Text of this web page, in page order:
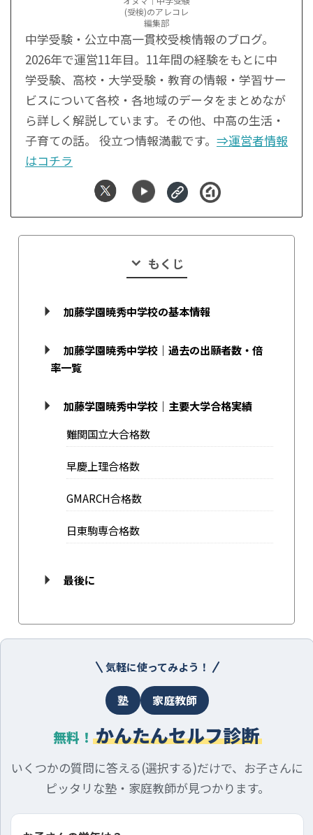
(受検)のアレコレ
編集部
中学受験・公立中高一貫校受検情報のブログ。
2026年で運営11年目。11年間の経験をもとに中
学受験、高校・大学受験・教育の情報・学習サー
ビスについて各校・各地域のデータをまとめなが
ら詳しく解説しています。その他、中高の生活・
子育ての話。 役立つ情報満載です。 ⇒運営者情報
はコチラ
もくじ
加藤学園暁秀中学校の基本情報
加藤学園暁秀中学校｜過去の出願者数・倍
率一覧
加藤学園暁秀中学校｜主要大学合格実績
難関国立大合格数
早慶上理合格数
GMARCH合格数
日東駒専合格数
最後に
気軽に使ってみよう！
塾 家庭教師
無料！ かんたんセルフ診断
いくつかの質問に答える(選択する)だけで、お子さんに
ピッタリな塾・家庭教師が見つかります。